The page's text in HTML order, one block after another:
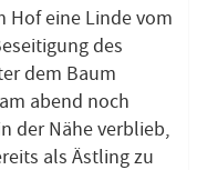
Hof eine Linde vom
des
dem Baum
abend noch
der Nähe verblieb,
als Ästling zu